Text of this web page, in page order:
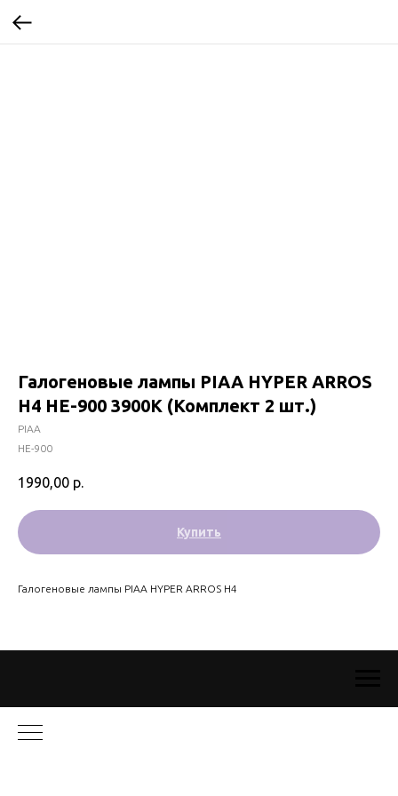
Галогеновые лампы PIAA HYPER ARROS
H4 HE-900 3900K (Комплект 2 шт.)
PIAA
HE-900
1990,00 р.
Купить
Галогеновые лампы PIAA HYPER ARROS H4